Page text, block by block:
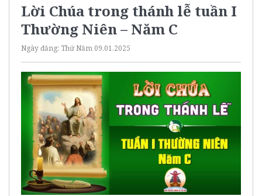
Lời Chúa trong thánh lễ tuần I
Thường Niên – Năm C
Ngày đăng: Thứ Năm 09.01.2025